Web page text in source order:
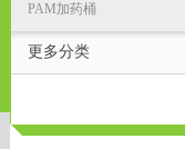
PAM加药桶
更多分类